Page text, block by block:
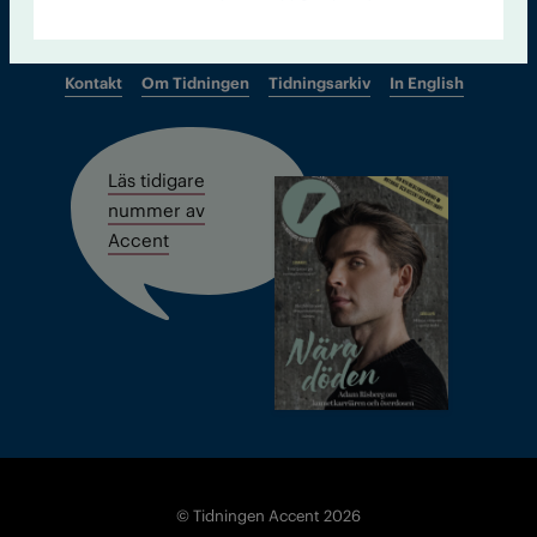
Kontakt Om Tidningen Tidningsarkiv In English
Läs tidigare
nummer av
Accent
© Tidningen Accent 2026